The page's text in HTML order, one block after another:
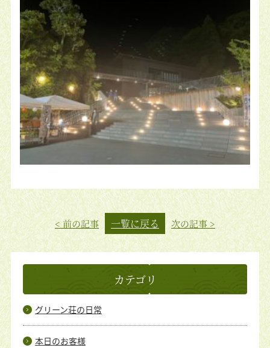
< 前の記事 一覧に戻る 次の記事 >
カテゴリ
グリーン荘の日常
本日のお客様